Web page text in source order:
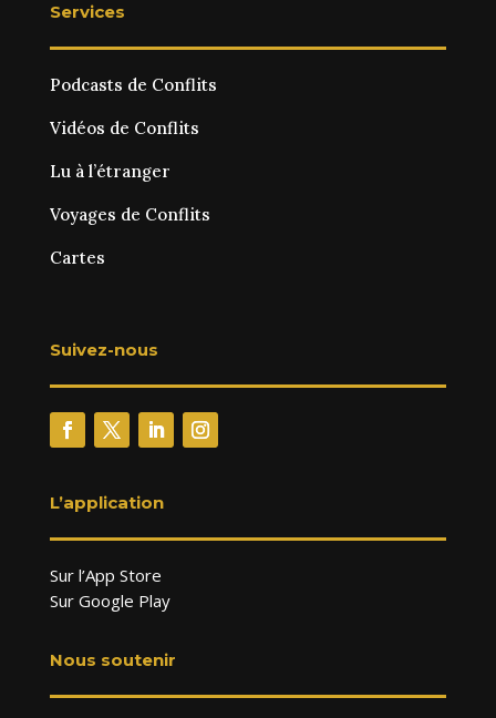
Services
Podcasts de Conflits
Vidéos de Conflits
Lu à l’étranger
Voyages de Conflits
Cartes
Suivez-nous
L’application
Sur l’App Store
Sur Google Play
Nous soutenir